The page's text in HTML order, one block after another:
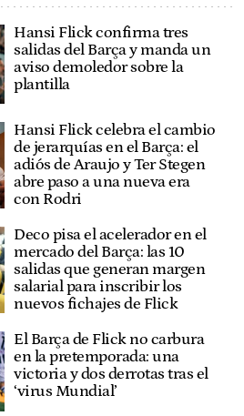
Hansi Flick confirma tres
salidas del Barça y manda un
aviso demoledor sobre la
plantilla
Hansi Flick celebra el cambio
de jerarquías en el Barça: el
adiós de Araujo y Ter Stegen
abre paso a una nueva era
con Rodri
Deco pisa el acelerador en el
mercado del Barça: las 10
salidas que generan margen
salarial para inscribir los
nuevos fichajes de Flick
El Barça de Flick no carbura
en la pretemporada: una
victoria y dos derrotas tras el
‘virus Mundial’